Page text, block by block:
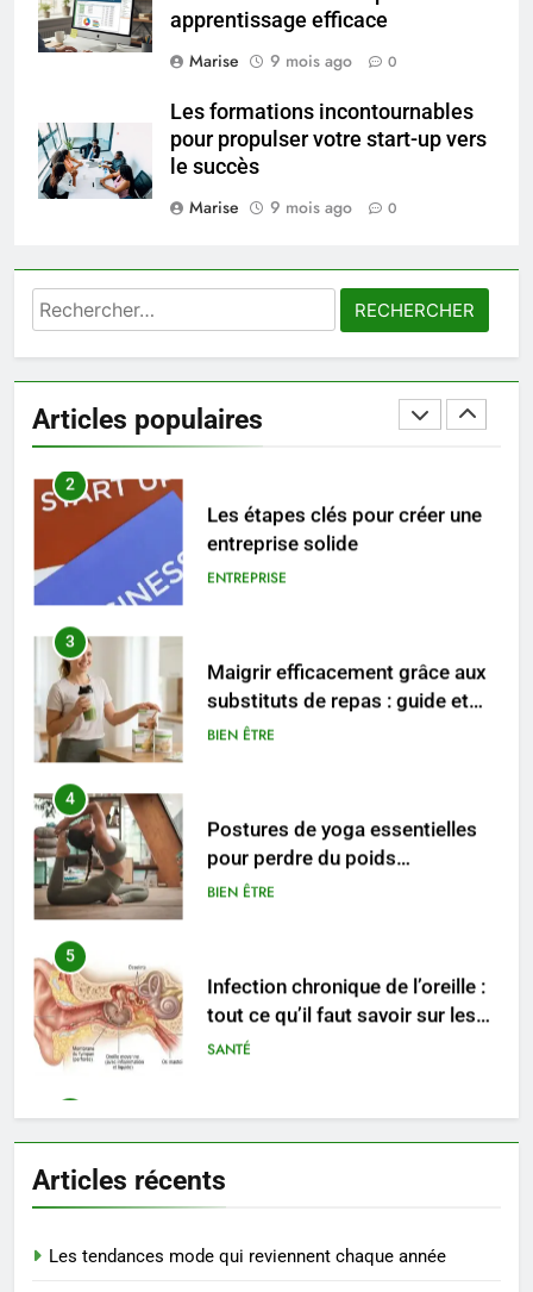
apprentissage efficace
Marise
9 mois ago 0
Les formations incontournables
pour propulser votre start-up vers
le succès
Marise
9 mois ago 0
Rechercher :
Articles populaires
8
Voyance à La Rochelle : où
sérieux à un tarif juste ?
BIEN ÊTRE
1
Les tendances mode qui
MODE
2
ENTREPRISE
3
Maigrir efficacement grâce aux
substituts de repas : guide et
conseils pratiques
BIEN ÊTRE
4
Postures de yoga essentielles
pour perdre du poids
rapidement et durable
BIEN ÊTRE
5
Infection chronique de l’oreille :
tout ce qu’il faut savoir sur les
saignements
SANTÉ
6
Les secrets révélés pour une
peau éclatante grâce à The
Ordinary
SANTÉ
7
seniors: aménagement et
exercices
BIEN ÊTRE
Articles récents
Les tendances mode qui reviennent chaque année